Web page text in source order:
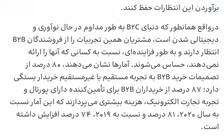
برآوردن این انتظارات حفظ کنند.
درواقع همانطور که دنیای B2C به طور مداوم در حال نوآوری و
دیجیتالی شدن است، مشتریان همین تجربیات را از فروشندگان B2B
انتظار دارند و به طور فزاینده‌ای، نسبت به کسانی که آنها را ارائه
نمی‌دهند، حساس می‌شوند. آمارها نشان می‌دهند، 80 درصد از
تصمیمات خرید B2B به تجربه مستقیم یا غیرمستقیم خریدار بستگی
دارد؛ 87 درصد از خریداران B2B برای تأمین‌کننده‌ دارای پورتال و
تجربه تجارت الکترونیک، هزینه بیشتری می‌پردازند که این آمار نسبت
به سال 2020، 81 درصد و نسبت به 2019، 74 درصد افزایش داشته
است.